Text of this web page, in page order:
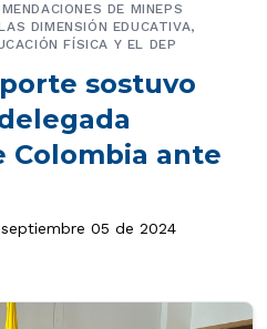
sostuvo
Colombia ante
DE MINEPS
DIMENSIÓN EDUCATIVA,
FÍSICA Y EL DEP
05 de 2024